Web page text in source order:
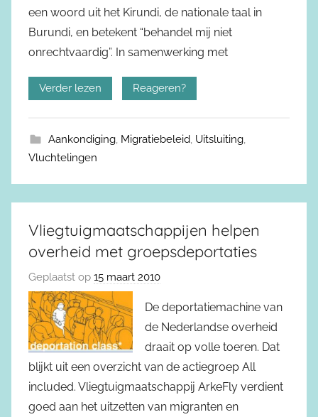
een woord uit het Kirundi, de nationale taal in
Burundi, en betekent “behandel mij niet
onrechtvaardig”. In samenwerking met
Verder lezen Reageren?
Aankondiging, Migratiebeleid, Uitsluiting,
Vluchtelingen
Vliegtuigmaatschappijen helpen
overheid met groepsdeportaties
Geplaatst op 15 maart 2010
De deportatiemachine van
de Nederlandse overheid
draait op volle toeren. Dat
blijkt uit een overzicht van de actiegroep All
included. Vliegtuigmaatschappij ArkeFly verdient
goed aan het uitzetten van migranten en